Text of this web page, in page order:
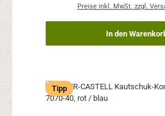
Preise inkl. MwSt. zzgl.
In den
Tipp